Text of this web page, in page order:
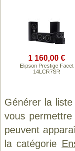
1 160,00 €
Elipson Prestige Facet
14LCR7SR
Générer la
vous
peuvent
la catégorie